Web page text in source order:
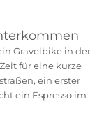
Gravelbike in der
für eine kurze
ein erster
ein Espresso im